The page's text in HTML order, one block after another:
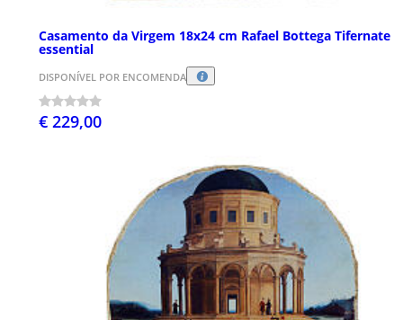
Casamento da Virgem 18x24 cm Rafael Bottega Tifernate
essential
DISPONÍVEL POR ENCOMENDA
€ 229,00